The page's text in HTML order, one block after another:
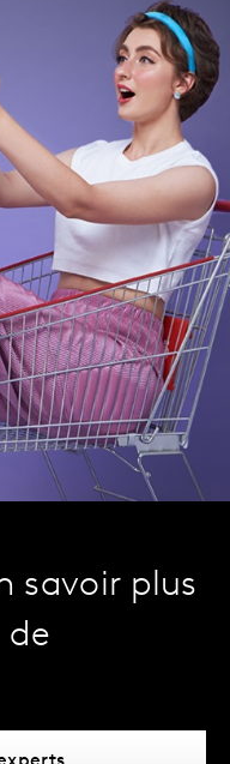
savoir plus
de